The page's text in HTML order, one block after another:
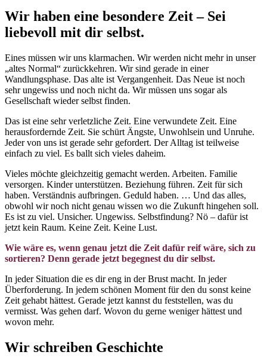
Wir haben eine besondere Zeit – Sei
liebevoll mit dir selbst.
Eines müssen wir uns klarmachen. Wir werden nicht mehr in unser
„altes Normal“ zurückkehren. Wir sind gerade in einer
Wandlungsphase. Das alte ist Vergangenheit. Das Neue ist noch
sehr ungewiss und noch nicht da. Wir müssen uns sogar als
Gesellschaft wieder selbst finden.
Das ist eine sehr verletzliche Zeit. Eine verwundete Zeit. Eine
herausfordernde Zeit. Sie schürt Ängste, Unwohlsein und Unruhe.
Jeder von uns ist gerade sehr gefordert. Der Alltag ist teilweise
einfach zu viel. Es ballt sich vieles daheim.
Vieles möchte gleichzeitig gemacht werden. Arbeiten. Familie
versorgen. Kinder unterstützen. Beziehung führen. Zeit für sich
haben. Verständnis aufbringen. Geduld haben. … Und das alles,
obwohl wir noch nicht genau wissen wo die Zukunft hingehen soll.
Es ist zu viel. Unsicher. Ungewiss. Selbstfindung? Nö – dafür ist
jetzt kein Raum. Keine Zeit. Keine Lust.
Wie wäre es, wenn genau jetzt die Zeit dafür reif wäre, sich zu
sortieren? Denn gerade jetzt begegnest du dir selbst.
In jeder Situation die es dir eng in der Brust macht. In jeder
Überforderung. In jedem schönen Moment für den du sonst keine
Zeit gehabt hättest. Gerade jetzt kannst du feststellen, was du
vermisst. Was gehen darf. Wovon du gerne weniger hättest und
wovon mehr.
Wir schreiben Geschichte